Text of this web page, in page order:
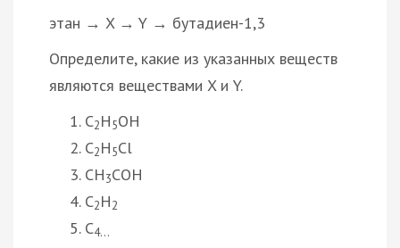
этан → X → Y → бутадиен-1,3
Определите, какие из указанных веществ
являются веществами X и Y.
C2H5OH
C2H5Cl
CH3COH
C2H2
C4…